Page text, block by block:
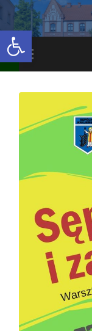
Open toolbar
Toggle
mobile